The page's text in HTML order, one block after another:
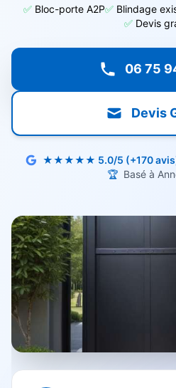
✅ Bloc-porte A2P✅ Blindage
✅ Devis
06 75
Devis
★★★★★ 5.0/5 (+170
🏆 Basé à